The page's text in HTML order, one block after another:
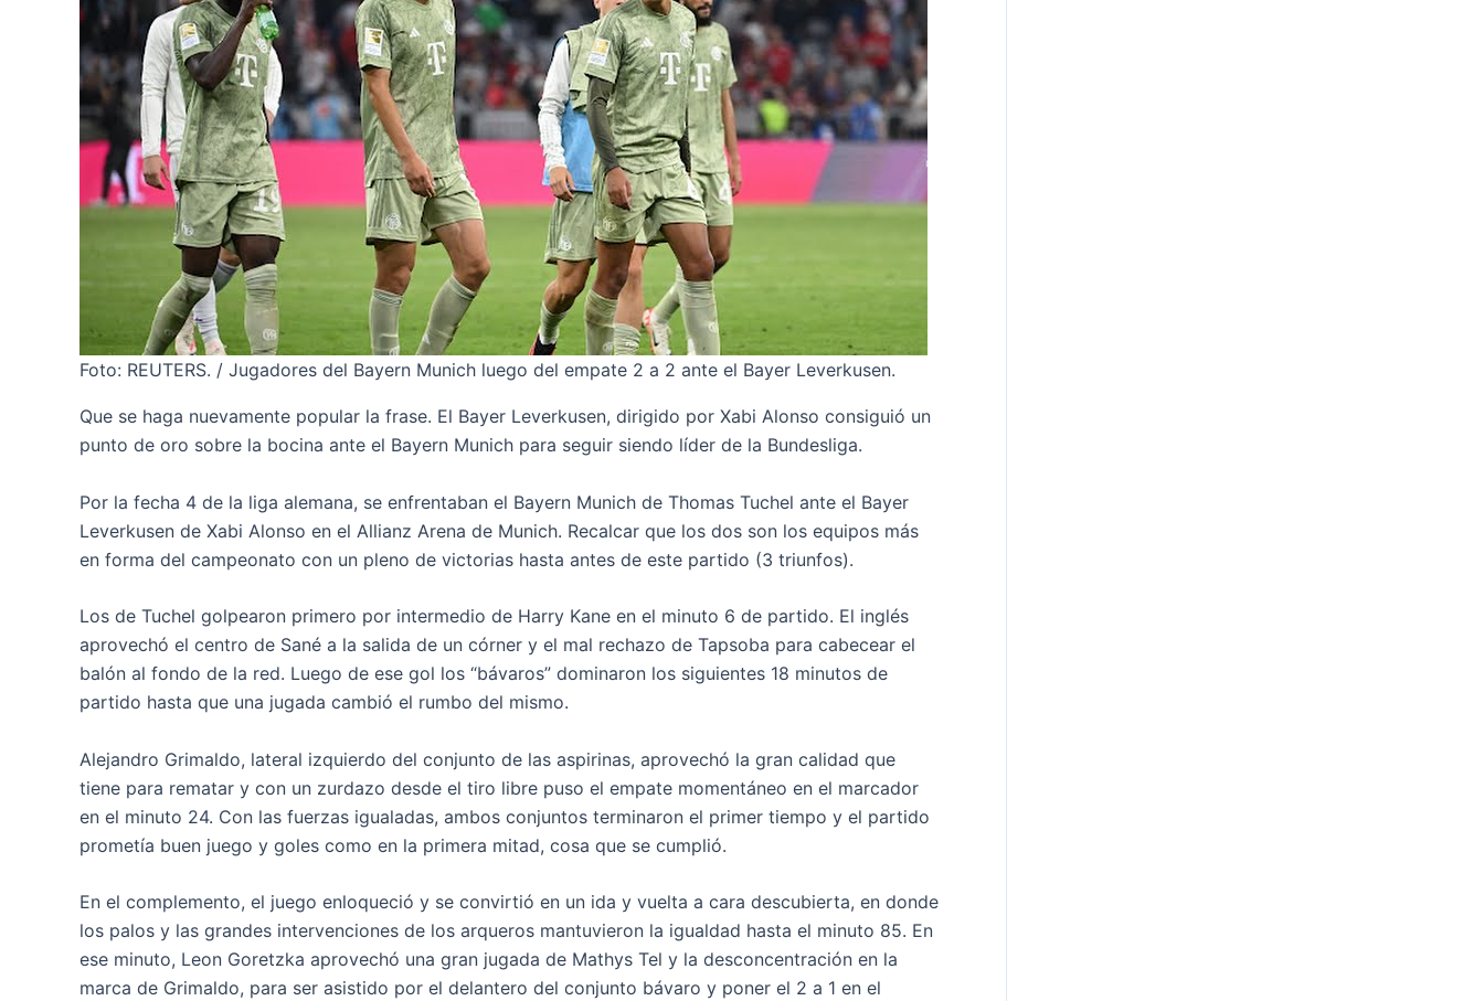
Foto: REUTERS. / Jugadores del Bayern Munich luego del empate 2 a 2 ante el Bayer Leverkusen.
Que se haga nuevamente popular la frase. El Bayer Leverkusen, dirigido por Xabi Alonso consiguió un
punto de oro sobre la bocina ante el Bayern Munich para seguir siendo líder de la Bundesliga.
Por la fecha 4 de la liga alemana, se enfrentaban el Bayern Munich de Thomas Tuchel ante el Bayer
Leverkusen de Xabi Alonso en el Allianz Arena de Munich. Recalcar que los dos son los equipos más
en forma del campeonato con un pleno de victorias hasta antes de este partido (3 triunfos).
Los de Tuchel golpearon primero por intermedio de Harry Kane en el minuto 6 de partido. El inglés
aprovechó el centro de Sané a la salida de un córner y el mal rechazo de Tapsoba para cabecear el
balón al fondo de la red. Luego de ese gol los “bávaros” dominaron los siguientes 18 minutos de
partido hasta que una jugada cambió el rumbo del mismo.
Alejandro Grimaldo, lateral izquierdo del conjunto de las aspirinas, aprovechó la gran calidad que
tiene para rematar y con un zurdazo desde el tiro libre puso el empate momentáneo en el marcador
en el minuto 24. Con las fuerzas igualadas, ambos conjuntos terminaron el primer tiempo y el partido
prometía buen juego y goles como en la primera mitad, cosa que se cumplió.
En el complemento, el juego enloqueció y se convirtió en un ida y vuelta a cara descubierta, en donde
los palos y las grandes intervenciones de los arqueros mantuvieron la igualdad hasta el minuto 85. En
ese minuto, Leon Goretzka aprovechó una gran jugada de Mathys Tel y la desconcentración en la
marca de Grimaldo, para ser asistido por el delantero del conjunto bávaro y poner el 2 a 1 en el